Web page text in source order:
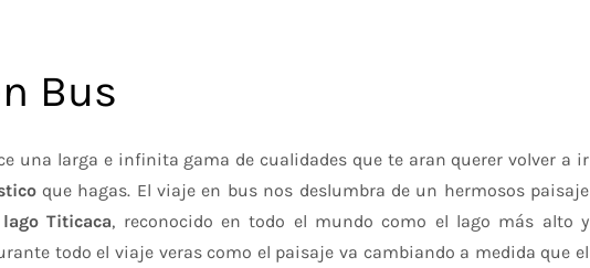
Bus
una larga e infinita gama de cualidades que te aran querer volver a ir
que hagas. El viaje en bus nos deslumbra de un hermosos paisaje
Titicaca, reconocido en todo el mundo como el lago más alto y
todo el viaje veras como el paisaje va cambiando a medida que el